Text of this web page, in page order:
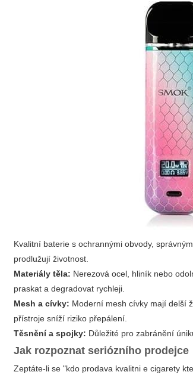
Kvalitní baterie s ochrannými obvody,
prodlužují životnost.
Materiály těla: Nerezová ocel, hliník nebo
praskat a degradovat rychleji.
Mesh a cívky: Moderní mesh cívky mají delší
přístroje sníží riziko přepálení.
Těsnění a spojky: Důležité pro zabránění
Jak rozpoznat seriózního prodejce
Zeptáte-li se "kdo prodava kvalitni e cigarety